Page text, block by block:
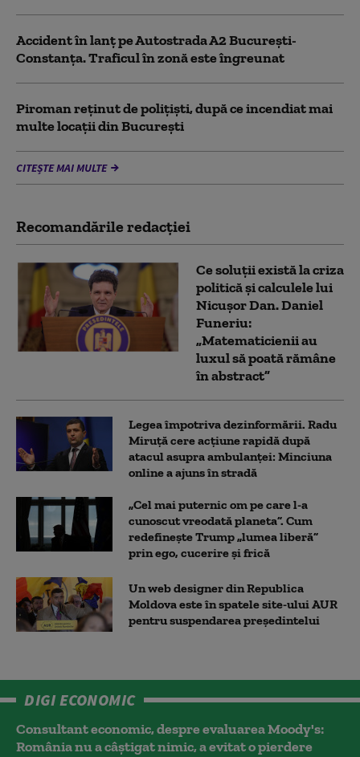
Accident în lanț pe Autostrada A2 București-
Constanța. Traficul în zonă este îngreunat
Piroman reţinut de poliţişti, după ce incendiat mai
multe locaţii din București
CITEȘTE MAI MULTE
Recomandările redacţiei
Ce soluții există la criza
politică și calculele lui
Nicușor Dan. Daniel
Funeriu:
„Matematicienii au
luxul să poată rămâne
în abstract”
Legea împotriva dezinformării. Radu
Miruță cere acțiune rapidă după
atacul asupra ambulanței: Minciuna
online a ajuns în stradă
„Cel mai puternic om pe care l-a
cunoscut vreodată planeta”. Cum
redefinește Trump „lumea liberă”
prin ego, cucerire și frică
Un web designer din Republica
Moldova este în spatele site-ului AUR
pentru suspendarea președintelui
DIGI ECONOMIC
Consultant economic, despre evaluarea Moody's:
România nu a câştigat nimic, a evitat o pierdere